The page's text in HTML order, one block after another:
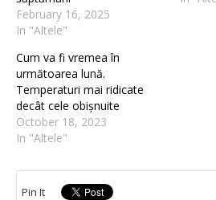
February 16, 2025
In "Altele"
Cum va fi vremea în
următoarea lună.
Temperaturi mai ridicate
decât cele obișnuite
October 18, 2023
In "Altele"
Pin It